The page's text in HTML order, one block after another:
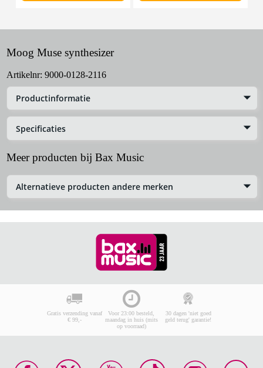
Moog Muse synthesizer
Artikelnr: 9000-0128-2116
Productinformatie
Specificaties
Meer producten bij Bax Music
Alternatieve producten andere merken
Gratis verzending vanaf
€ 99,-
Voor 23:00 besteld,
maandag in huis (mits
op voorraad)
30 dagen 'niet goed
geld terug' garantie!